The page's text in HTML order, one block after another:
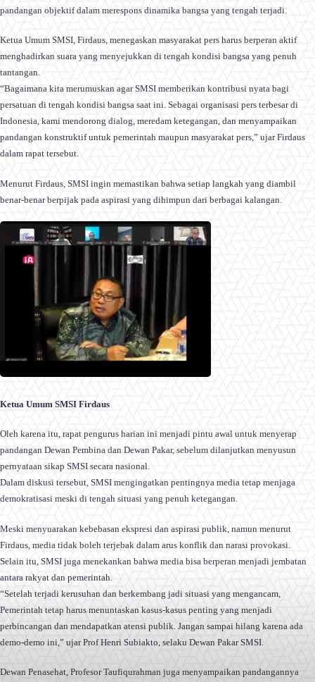
pandangan objektif dalam merespons dinamika bangsa yang tengah terjadi.
Ketua Umum SMSI, Firdaus, menegaskan masyarakat pers harus berperan aktif
menghadirkan suara yang menyejukkan di tengah kondisi bangsa yang penuh
tantangan.
“Bagaimana kita merumuskan agar SMSI memberikan kontribusi nyata bagi
persatuan di tengah kondisi bangsa saat ini. Sebagai organisasi pers terbesar di
Indonesia, kami mendorong dialog, meredam ketegangan, dan menyampaikan
pandangan konstruktif untuk pemerintah maupun masyarakat pers,” ujar Firdaus
dalam rapat tersebut.
Menurut Firdaus, SMSI ingin memastikan bahwa setiap langkah yang diambil
benar-benar berpijak pada aspirasi yang dihimpun dari berbagai kalangan.
Ketua Umum SMSI Firdaus
Oleh karena itu, rapat pengurus harian ini menjadi pintu awal untuk menyerap
pandangan Dewan Pembina dan Dewan Pakar, sebelum dilanjutkan menyusun
pernyataan sikap SMSI secara nasional.
Dalam diskusi tersebut, SMSI mengingatkan pentingnya media tetap menjaga
demokratisasi meski di tengah situasi yang penuh ketegangan.
Meski menyuarakan kebebasan ekspresi dan aspirasi publik, namun menurut
Firdaus, media tidak boleh terjebak dalam arus konflik dan narasi provokasi.
Selain itu, SMSI juga menekankan bahwa media bisa berperan menjadi jembatan
antara rakyat dan pemerintah.
“Setelah terjadi kerusuhan dan berkembang jadi situasi yang mengancam,
Pemerintah tetap harus menuntaskan kasus-kasus penting yang menjadi
perbincangan dan mendapatkan atensi publik. Jangan sampai hilang karena ada
demo-demo ini,” ujar Prof Henri Subiakto, selaku Dewan Pakar SMSI.
Dewan Penasehat, Profesor Taufiqurahman juga menyampaikan pandangannya